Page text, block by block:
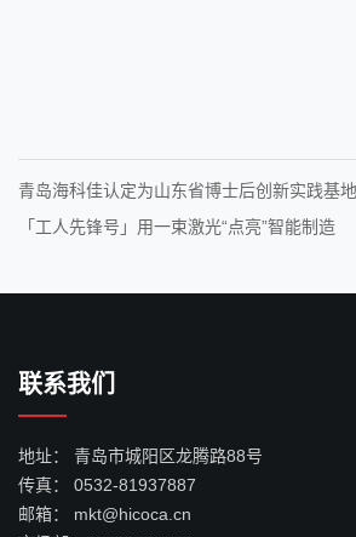
青岛海科佳认定为山东省博士后创新实践基
征程
「工人先锋号」用一束激光“点亮”智能制造
联系我们
地址：
青岛市城阳区龙腾路88号
传真：
0532-81937887
邮箱：
mkt@hicoca.cn